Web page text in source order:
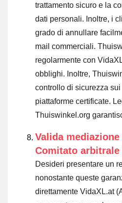
trattamento sicuro e la
dati personali. Inoltre, i
grado di annullare
mail commerciali.
regolarmente con
obblighi. Inoltre,
controllo di sicurezza
piattaforme certificate.
Thuiswinkel.org
Valida
Comitato
Desideri presentare un
nonostante queste
direttamente VidaXL.at